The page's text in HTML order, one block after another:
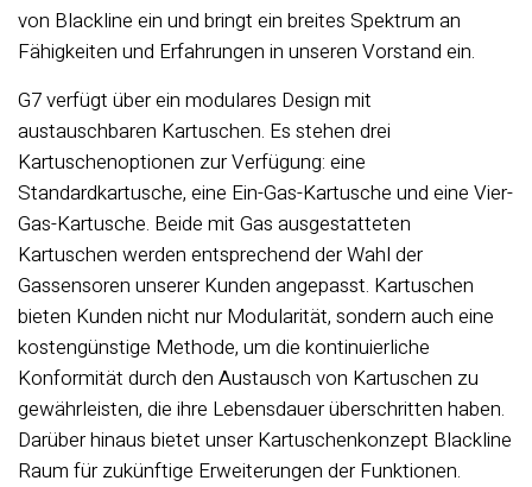
von Blackline ein und bringt ein breites Spektrum an
Fähigkeiten und Erfahrungen in unseren Vorstand ein.
G7 verfügt über ein modulares Design mit
austauschbaren Kartuschen. Es stehen drei
Kartuschenoptionen zur Verfügung: eine
Standardkartusche, eine Ein-Gas-Kartusche und eine Vier-
Gas-Kartusche. Beide mit Gas ausgestatteten
Kartuschen werden entsprechend der Wahl der
Gassensoren unserer Kunden angepasst. Kartuschen
bieten Kunden nicht nur Modularität, sondern auch eine
kostengünstige Methode, um die kontinuierliche
Konformität durch den Austausch von Kartuschen zu
gewährleisten, die ihre Lebensdauer überschritten haben.
Darüber hinaus bietet unser Kartuschenkonzept Blackline
Raum für zukünftige Erweiterungen der Funktionen.